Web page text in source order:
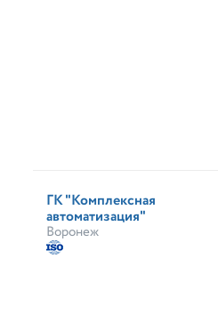
ГК "Комплексная
автоматизация"
Воронеж